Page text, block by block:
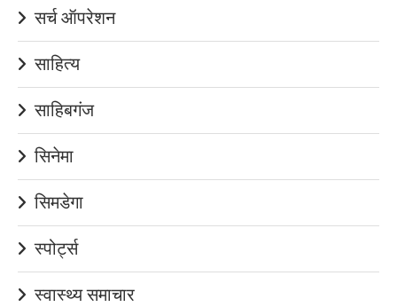
सर्च ऑपरेशन
साहित्य
साहिबगंज
सिनेमा
सिमडेगा
स्पोर्ट्स
स्वास्थ्य समाचार